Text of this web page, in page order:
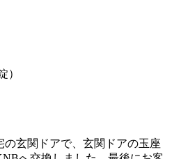
）
の玄関ドアで、玄関ドアの玉座